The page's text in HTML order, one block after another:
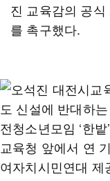
진 교육감의 공
를 촉구했다.